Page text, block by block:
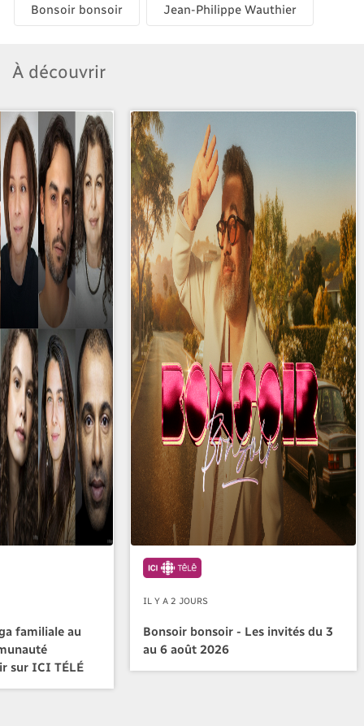
Bonsoir bonsoir Jean-Philippe Wauthier
À découvrir
familiale au
sur ICI TÉLÉ
IL Y A 2 JOURS
Bonsoir bonsoir - Les invités du 3
au 6 août 2026